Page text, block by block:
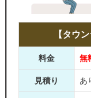
【タウ
料金 無
見積り あ